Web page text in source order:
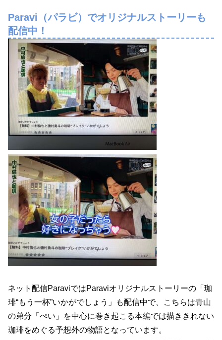
Paravi（パラビ）でオリジナルストーリーも
配信中！
ネット配信ParaviではParaviオリジナルストーリーの「珈
琲“もう一杯”いかがでしょう」も配信中で、こちらは青山
の弟分「ぺい」を中心に巻き起こる本編では描ききれない
珈琲をめぐる予想外の物語となっています。